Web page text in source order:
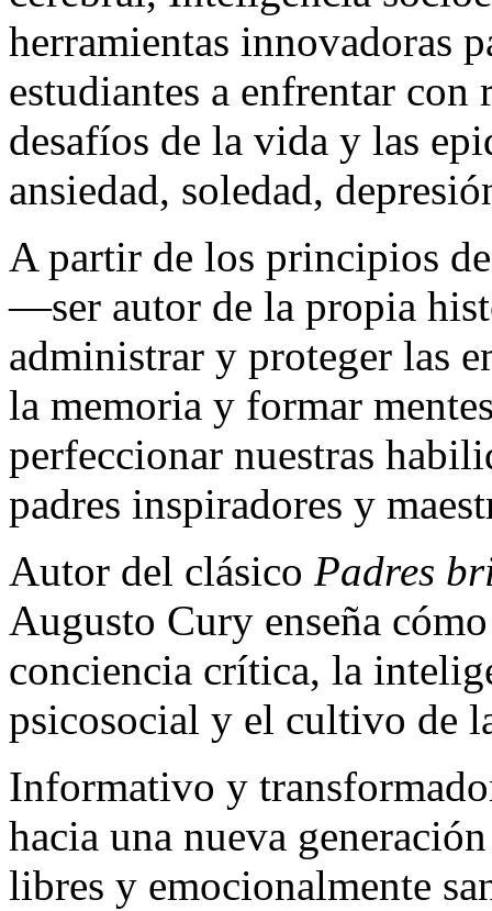
herramientas innovadoras
estudiantes a enfrentar
desafíos de la vida y las
ansiedad, soledad,
A partir de los principios
—ser autor de la propia
administrar y proteger las
la memoria y formar
perfeccionar nuestras
padres inspiradores y
Autor del clásico Padres
Augusto Cury enseña
conciencia crítica, la
psicosocial y el cultivo de
Informativo y
hacia una nueva
libres y emocionalmente